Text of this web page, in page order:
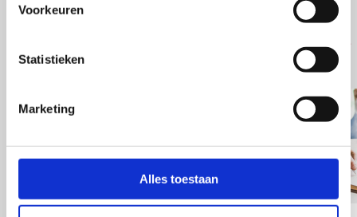
Voorkeuren
Statistieken
Marketing
Alles toestaan